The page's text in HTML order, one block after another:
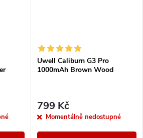
Uwell Caliburn G3 Pro
1000mAh Brown Wood
799 Kč
Momentálně nedostupné